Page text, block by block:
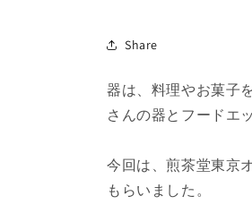
Share
器は、料理やお菓子
さんの器とフードエ
今回は、煎茶堂東京
もらいました。